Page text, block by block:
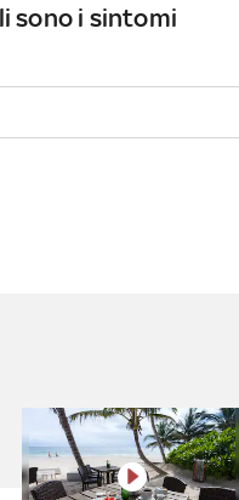
sono i sintomi